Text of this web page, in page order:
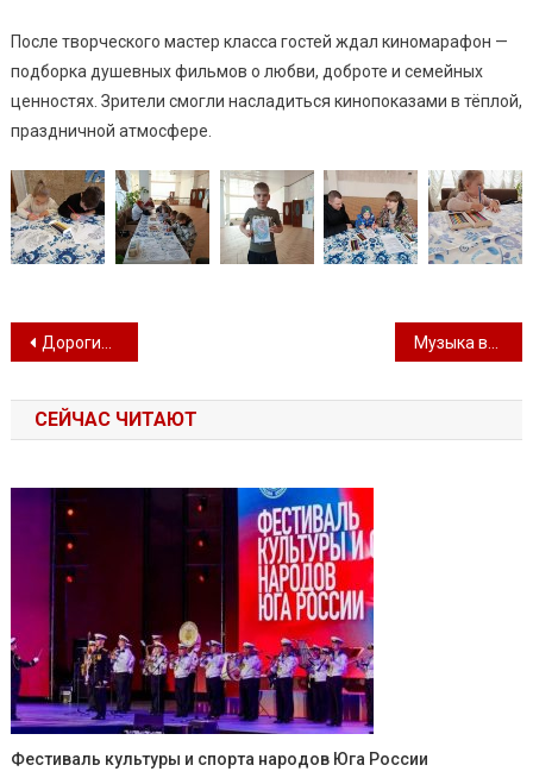
После творческого мастер класса гостей ждал киномарафон —
подборка душевных фильмов о любви, доброте и семейных
ценностях. Зрители смогли насладиться кинопоказами в тёплой,
праздничной атмосфере.
Навигация по записям
Дорогие женщины, с праздником! Музыка весны
СЕЙЧАС ЧИТАЮТ
Фестиваль культуры и спорта народов Юга России